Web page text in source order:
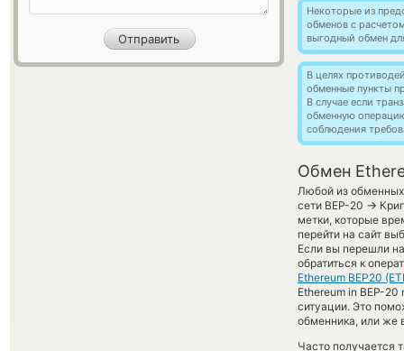
Некоторые из
обменов с
выгодный обмен
В целях
обменные пункты
В случае если
обменную
соблюдения
Обмен
Любой из обменных
сети BEP-20 →
метки, которые
перейти на сайт
Если вы перешли
обратиться к
Ethereum BEP20
Ethereum in BEP-
ситуации. Это
обменника, или же
Часто получается